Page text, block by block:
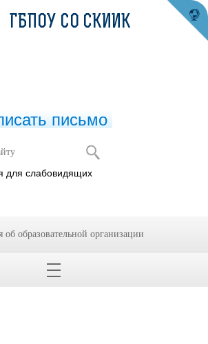
ГБПОУ СО СКИИК
письмо
для слабовидящих
об образовательной организации